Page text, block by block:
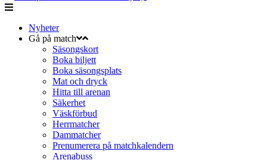
Nyheter
Gå på match
Säsongskort
Boka biljett
Boka säsongsplats
Mat och dryck
Hitta till arenan
Säkerhet
Väskförbud
Herrmatcher
Dammatcher
Prenumerera på matchkalendern
Arenabuss